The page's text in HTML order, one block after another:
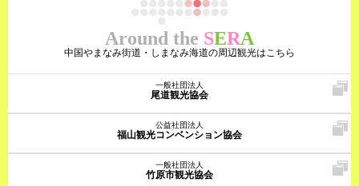
Around the SERA
中国やまなみ街道・しまなみ海道の周辺観光はこちら
一般社団法人
尾道観光協会
公益社団法人
福山観光コンベンション協会
一般社団法人
竹原市観光協会